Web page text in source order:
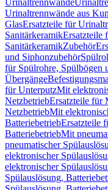
Urinaltrennwände
Urinaltrennwände aus
GlasErsatzteile für
SanitärkeramikErsatzteile
SanitärkeramikZubehör
und Siphonzubehör
für Spülrohre, Spülbögen
Übergänge
für UnterputzMit
NetzbetriebErsatzteile für
NetzbetriebMit
BatteriebetriebErsatzteile
BatteriebetriebMit
pneumatischer
elektronischer
elektronischer
Spülauslösung,